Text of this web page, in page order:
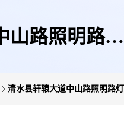
山路照明路灯
清水县轩辕大道中山路照明路